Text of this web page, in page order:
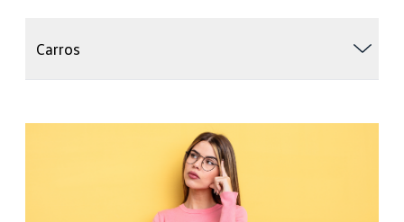
Carros